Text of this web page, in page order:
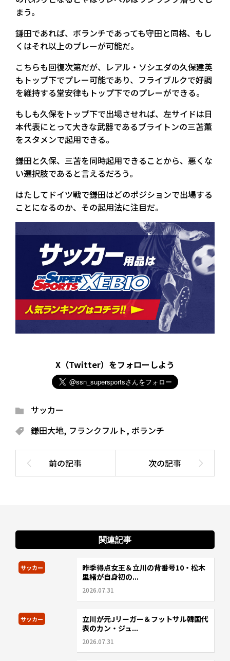
まう。
鎌田であれば、ボランチであっても守田と同格、もし
くはそれ以上のプレーが可能だ。
こちらも回復次第だが、レアル・ソシエダの久保建英
もトップ下でプレー可能であり、フライブルクで好調
を維持する堂安律もトップ下でのプレーができる。
もしも久保をトップ下で出場させれば、左サイドは日
本代表にとって大きな武器であるブライトンの三苫薫
をスタメンで起用できる。
鎌田と久保、三苫を同時起用できることから、悪くな
い選択肢であると言えるだろう。
はたしてドイツ戦で鎌田はどのポジションで出場する
ことになるのか、その起用法に注目だ。
X（Twitter）をフォローしよう
サッカー
鎌田大地, フランクフルト, ボランチ
関連記事
サッカー
昨季得点女王＆立川の背番号10・松木
里緒が自身初の...
2026.07.31
サッカー
立川が元Jリーガー＆フットサル韓国代
表のカン・ジュ...
2026.07.31